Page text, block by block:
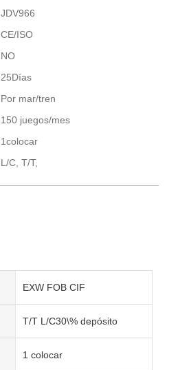
JDV966
CE/ISO
NO
25Días
Por mar/tren
150 juegos/mes
1colocar
L/C, T/T,
EXW FOB CIF
T/T L/C30\% depósito
1 colocar